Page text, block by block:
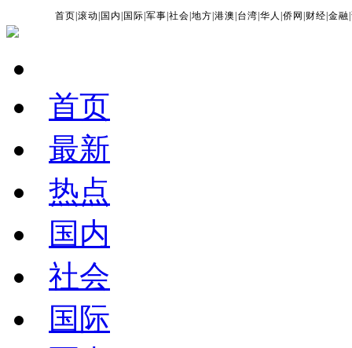
首页 |滚动 国内 国际 |军事 |社会 |地方 |港澳 台湾 |华人 |侨网 财经 |金融 |
首页
最新
热点
国内
社会
国际